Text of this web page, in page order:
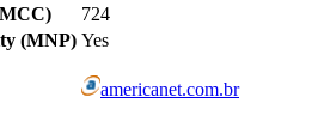
724
(MNP) Yes
americanet.com.br